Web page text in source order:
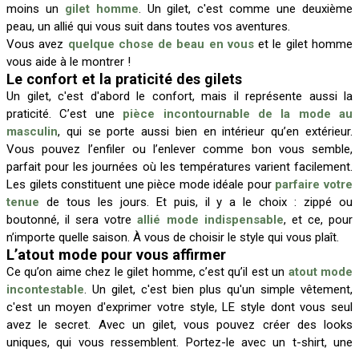
moins un gilet homme. Un gilet, c'est comme une deuxième
peau, un allié qui vous suit dans toutes vos aventures.
Vous avez quelque chose de beau en vouset le gilet homme
vous aide à le montrer !
Le confort et la praticité des gilets
Un gilet, c'est d'abord le confort, mais il représente aussi la
praticité. C’est une pièce incontournable de la mode au
masculin, qui se porte aussi bien en intérieur qu’en extérieur.
Vous pouvez l’enfiler ou l’enlever comme bon vous semble,
parfait pour les journées où les températures varient facilement.
Les gilets constituent une pièce mode idéale pour parfaire votre
tenue de tous les jours. Et puis, il y a le choix : zippé ou
boutonné, il sera votreallié mode indispensable, et ce, pour
n’importe quelle saison. À vous de choisir le style qui vous plaît.
L’atout mode pour vous affirmer
Ce qu’on aime chez le gilet homme, c’est qu’il est un atout mode
incontestable. Un gilet, c'est bien plus qu'un simple vêtement,
c'est un moyen d'exprimer votre style, LE style dont vous seul
avez le secret. Avec un gilet, vous pouvez créer des looks
uniques, qui vous ressemblent. Portez-le avec un t-shirt, une